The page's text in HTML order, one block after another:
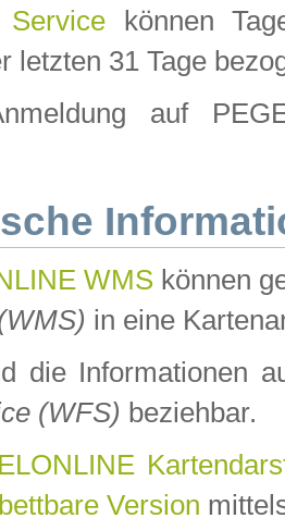
Service können
letzten 31 Tage
auf
WMS können
in eine
die Informationen
(WFS) beziehbar.
Version